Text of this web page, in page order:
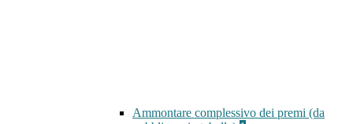
Ammontare complessivo dei premi (da